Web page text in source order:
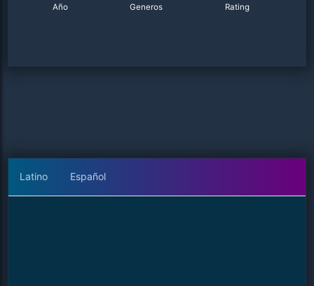
Año Generos Rating
Latino Español